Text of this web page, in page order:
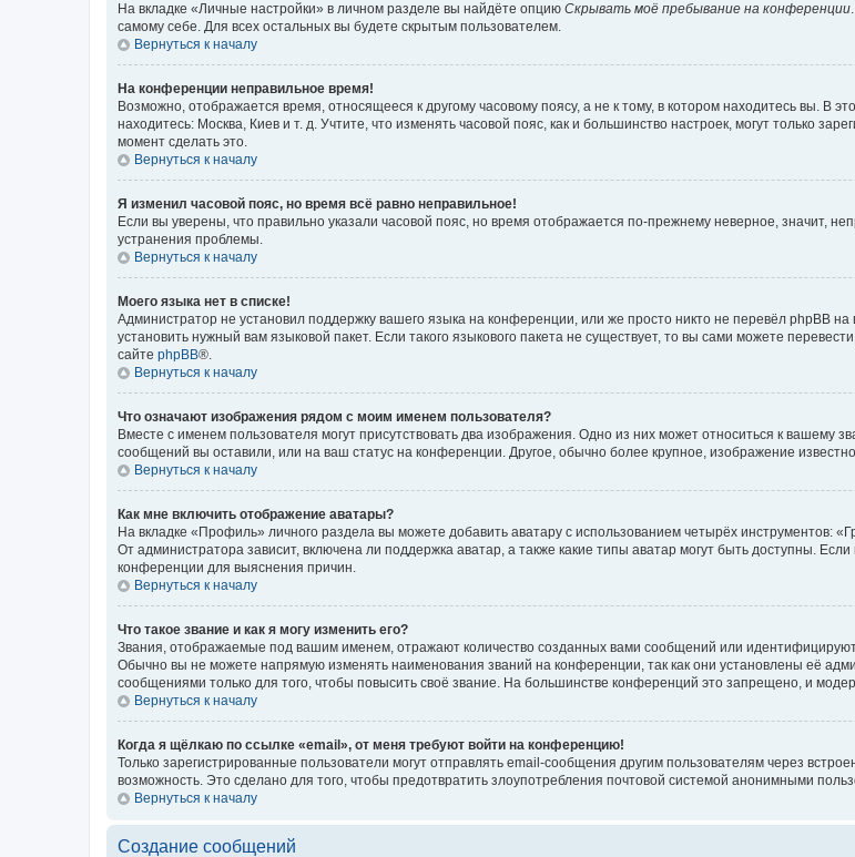
На вкладке «Личные настройки» в личном разделе вы найдёте опцию Скрывать моё пребывание на конференции
самому себе. Для всех остальных вы будете скрытым пользователем.
Вернуться к началу
На конференции неправильное время!
Возможно, отображается время, относящееся к другому часовому поясу, а не к тому, в котором находитесь вы. В
находитесь: Москва, Киев и т. д. Учтите, что изменять часовой пояс, как и большинство настроек, могут только
момент сделать это.
Вернуться к началу
Я изменил часовой пояс, но время всё равно неправильное!
Если вы уверены, что правильно указали часовой пояс, но время отображается по-прежнему неверное, значит,
устранения проблемы.
Вернуться к началу
Моего языка нет в списке!
Администратор не установил поддержку вашего языка на конференции, или же просто никто не перевёл phpBB
установить нужный вам языковой пакет. Если такого языкового пакета не существует, то вы сами можете
сайте phpBB®.
Вернуться к началу
Что означают изображения рядом с моим именем пользователя?
Вместе с именем пользователя могут присутствовать два изображения. Одно из них может относиться к вашему
сообщений вы оставили, или на ваш статус на конференции. Другое, обычно более крупное, изображение
Вернуться к началу
Как мне включить отображение аватары?
На вкладке «Профиль» личного раздела вы можете добавить аватару с использованием четырёх инструментов:
От администратора зависит, включена ли поддержка аватар, а также какие типы аватар могут быть доступны.
конференции для выяснения причин.
Вернуться к началу
Что такое звание и как я могу изменить его?
Звания, отображаемые под вашим именем, отражают количество созданных вами сообщений или
Обычно вы не можете напрямую изменять наименования званий на конференции, так как они установлены её
сообщениями только для того, чтобы повысить своё звание. На большинстве конференций это запрещено, и
Вернуться к началу
Когда я щёлкаю по ссылке «email», от меня требуют войти на конференцию!
Только зарегистрированные пользователи могут отправлять email-сообщения другим пользователям через
возможность. Это сделано для того, чтобы предотвратить злоупотребления почтовой системой анонимными
Вернуться к началу
Создание сообщений